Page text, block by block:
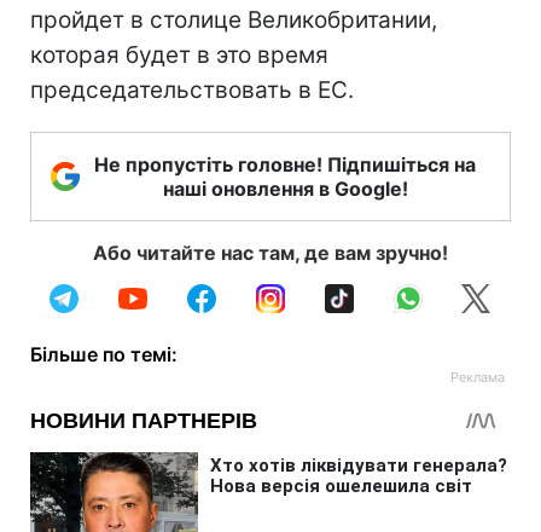
пройдет в столице Великобритании,
которая будет в это время
председательствовать в ЕС.
Не пропустіть головне! Підпишіться на
наші оновлення в Google!
Або читайте нас там, де вам зручно!
Більше по темі: